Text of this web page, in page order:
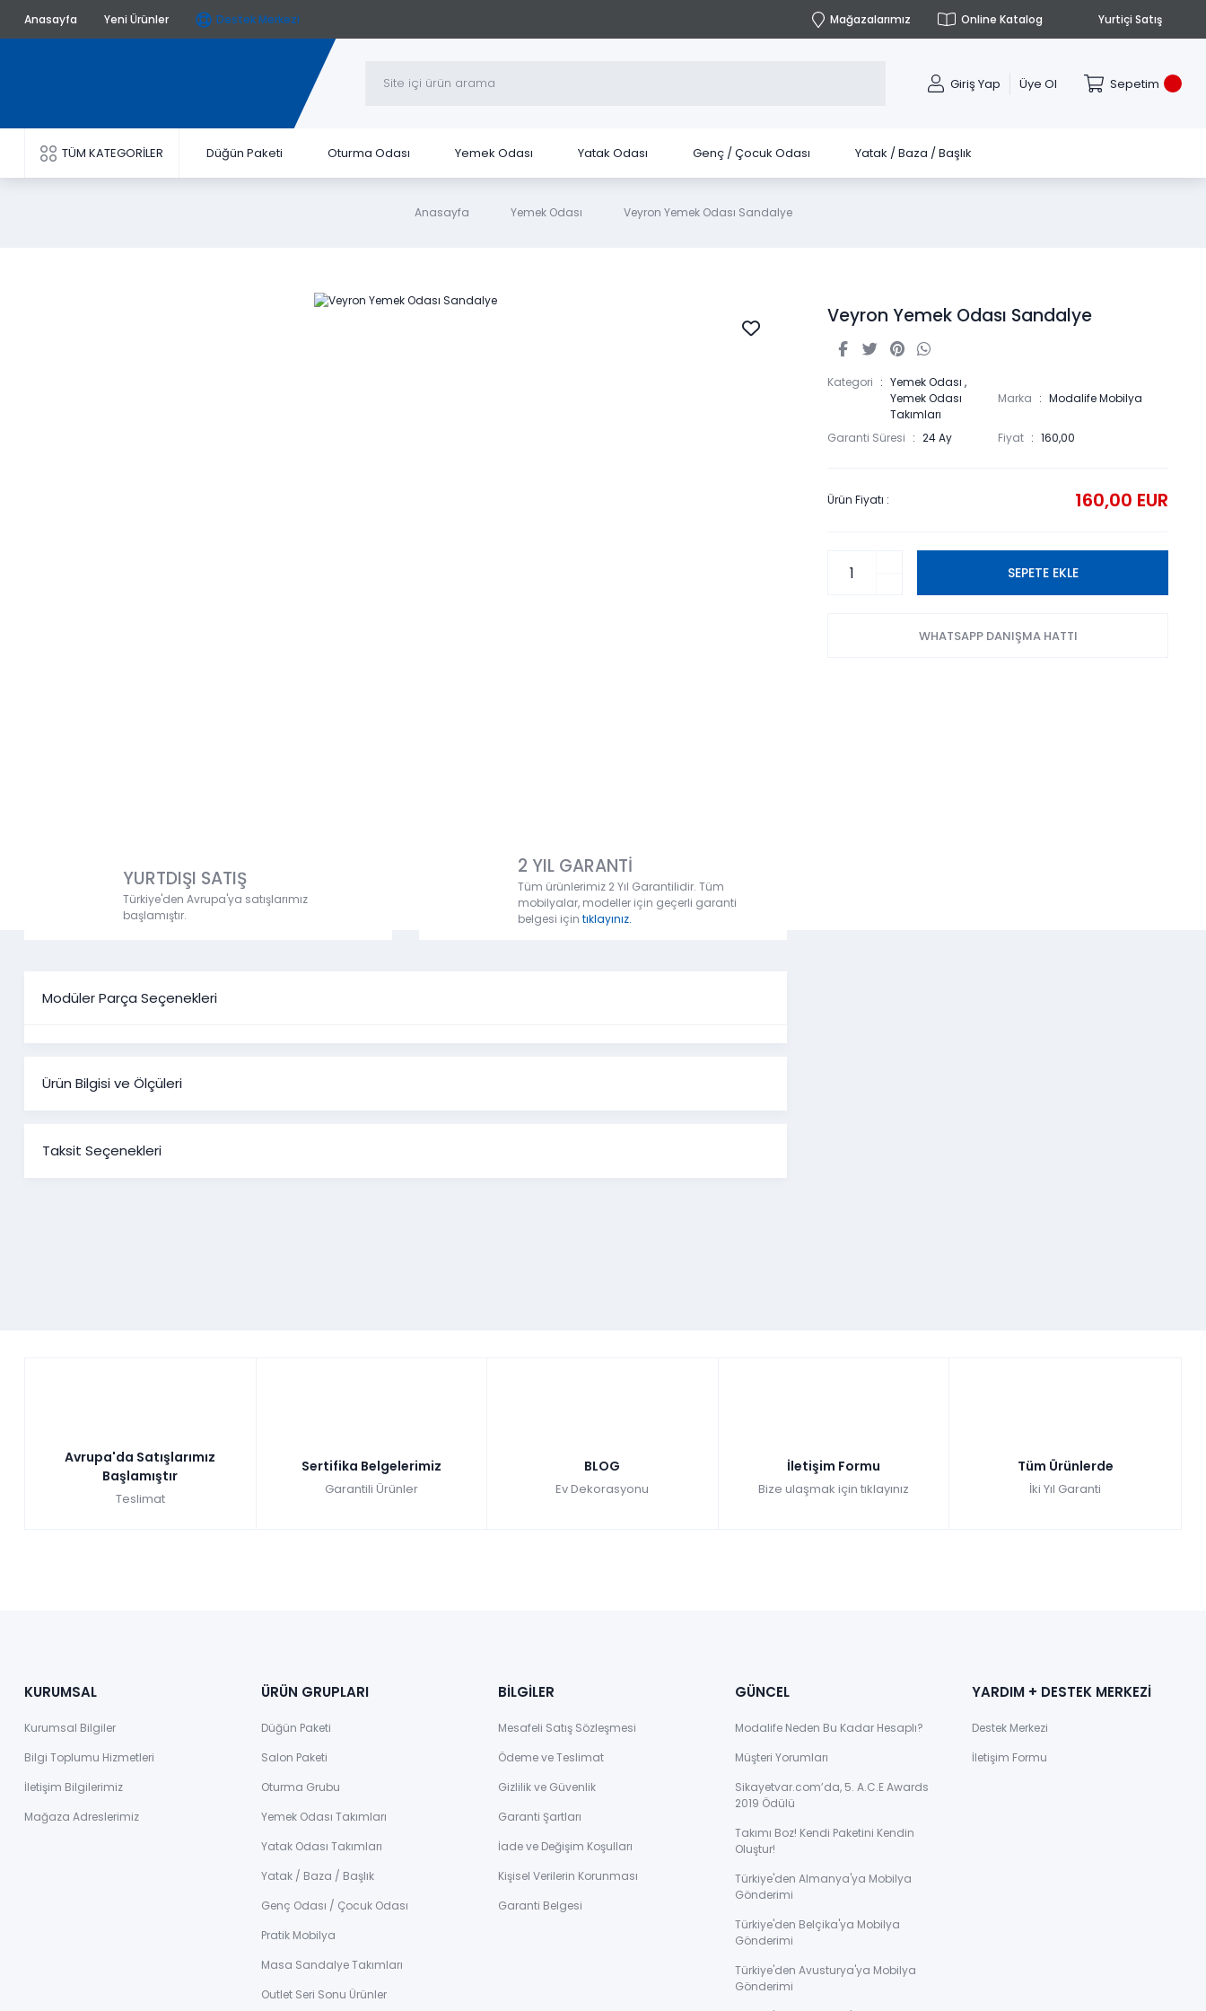
Anasayfa Yeni Ürünler Destek Merkezi Mağazalarımız Online Katalog Yurtiçi Satış
Giriş Yap Üye Ol Sepetim
TÜM KATEGORİLER Düğün Paketi Oturma Odası Yemek Odası Yatak Odası Genç / Çocuk Odası Yatak / Baza / Başlık
Anasayfa Yemek Odası Veyron Yemek Odası Sandalye
YURTDIŞI SATIŞ
Türkiye'den Avrupa'ya satışlarımız
başlamıştır.
2 YIL GARANTİ
Tüm ürünlerimiz 2 Yıl Garantilidir. Tüm
mobilyalar, modeller için geçerli garanti
belgesi için tıklayınız.
Modüler Parça Seçenekleri
Ürün Bilgisi ve Ölçüleri
Taksit Seçenekleri
Veyron Yemek Odası Sandalye
Kategori Yemek Odası ,
Yemek Odası
Takımları
Marka Modalife Mobilya
Garanti Süresi 24 Ay Fiyat 160,00
Ürün Fiyatı : 160,00 EUR
SEPETE EKLE
WHATSAPP DANIŞMA HATTI
Avrupa'da Satışlarımız
Başlamıştır
Teslimat
Sertifika Belgelerimiz
Garantili Ürünler
BLOG
Ev Dekorasyonu
İletişim Formu
Bize ulaşmak için tıklayınız
Tüm Ürünlerde
İki Yıl Garanti
KURUMSAL
Kurumsal Bilgiler
Bilgi Toplumu Hizmetleri
İletişim Bilgilerimiz
Mağaza Adreslerimiz
ÜRÜN GRUPLARI
Düğün Paketi
Salon Paketi
Oturma Grubu
Yemek Odası Takımları
Yatak Odası Takımları
Yatak / Baza / Başlık
Genç Odası / Çocuk Odası
Pratik Mobilya
Masa Sandalye Takımları
Outlet Seri Sonu Ürünler
BİLGİLER
Mesafeli Satış Sözleşmesi
Ödeme ve Teslimat
Gizlilik ve Güvenlik
Garanti Şartları
İade ve Değişim Koşulları
Kişisel Verilerin Korunması
Garanti Belgesi
GÜNCEL
Modalife Neden Bu Kadar Hesaplı?
Müşteri Yorumları
Sikayetvar.com’da, 5. A.C.E Awards
2019 Ödülü
Takımı Boz! Kendi Paketini Kendin
Oluştur!
Türkiye'den Almanya'ya Mobilya
Gönderimi
Türkiye'den Belçika'ya Mobilya
Gönderimi
Türkiye'den Avusturya'ya Mobilya
Gönderimi
YARDIM + DESTEK MERKEZİ
Destek Merkezi
İletişim Formu